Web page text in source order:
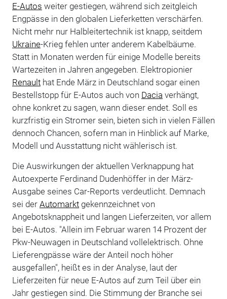
E-Autos weiter gestiegen, während sich zeitgleich
Engpässe in den globalen Lieferketten verschärfen.
Nicht mehr nur Halbleitertechnik ist knapp, seitdem
Ukraine-Krieg fehlen unter anderem Kabelbäume.
Statt in Monaten werden für einige Modelle bereits
Wartezeiten in Jahren angegeben. Elektropionier
Renaulthat Ende März in Deutschland sogar einen
Bestellstopp für E-Autos auch von Dacia verhängt,
ohne konkret zu sagen, wann dieser endet. Soll es
kurzfristig ein Stromer sein, bieten sich in vielen Fällen
dennoch Chancen, sofern man in Hinblick auf Marke,
Modell und Ausstattung nicht wählerisch ist.
Die Auswirkungen der aktuellen Verknappung hat
Autoexperte Ferdinand Dudenhöffer in der März-
Ausgabe seines Car-Reports verdeutlicht. Demnach
sei der Automarktgekennzeichnet von
Angebotsknappheit und langen Lieferzeiten, vor allem
bei E-Autos. "Allein im Februar waren 14 Prozent der
Pkw-Neuwagen in Deutschland vollelektrisch. Ohne
Lieferengpässe wäre der Anteil noch höher
ausgefallen", heißt es in der Analyse, laut der
Lieferzeiten für neue E-Autos auf zum Teil über ein
Jahr gestiegen sind. Die Stimmung der Branche sei